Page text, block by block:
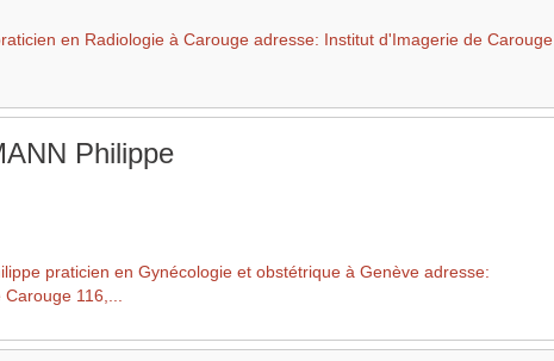
en Radiologie à Carouge adresse: Institut d'Imagerie de Carouge
Philippe
praticien en Gynécologie et obstétrique à Genève adresse:
116,...